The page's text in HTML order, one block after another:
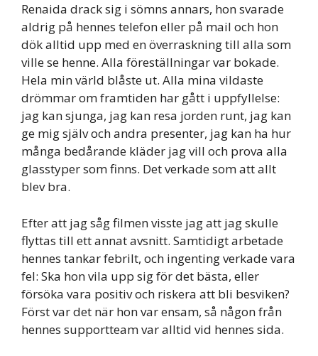
Renaida drack sig i sömns annars, hon svarade
aldrig på hennes telefon eller på mail och hon
dök alltid upp med en överraskning till alla som
ville se henne. Alla föreställningar var bokade.
Hela min värld blåste ut. Alla mina vildaste
drömmar om framtiden har gått i uppfyllelse:
jag kan sjunga, jag kan resa jorden runt, jag kan
ge mig själv och andra presenter, jag kan ha hur
många bedårande kläder jag vill och prova alla
glasstyper som finns. Det verkade som att allt
blev bra.
Efter att jag såg filmen visste jag att jag skulle
flyttas till ett annat avsnitt. Samtidigt arbetade
hennes tankar febrilt, och ingenting verkade vara
fel: Ska hon vila upp sig för det bästa, eller
försöka vara positiv och riskera att bli besviken?
Först var det när hon var ensam, så någon från
hennes supportteam var alltid vid hennes sida.